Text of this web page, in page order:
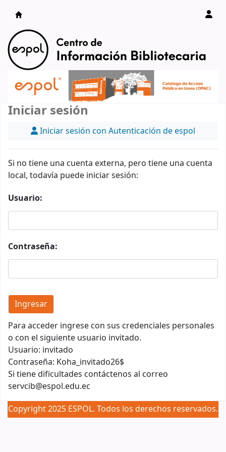
Catálogo en línea
Iniciar sesión
Iniciar sesión con Autenticación de espol
Si no tiene una cuenta externa, pero tiene una cuenta
local, todavía puede iniciar sesión:
Usuario:
Contraseña:
Para acceder ingrese con sus credenciales personales
o con el siguiente usuario invitado.
Usuario: invitado
Contraseña: Koha_invitado26$
Si tiene dificultades contáctenos al correo
servcib@espol.edu.ec
Copyright 2025 ESPOL. Todos los derechos reservados.